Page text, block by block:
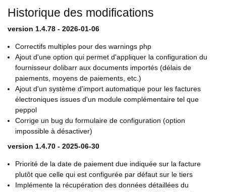
Historique des modifications
version 1.4.78 - 2026-01-06
Correctifs multiples pour des warnings php
Ajout d'une option qui permet d'appliquer la configuration du
fournisseur dolibarr aux documents importés (délais de
paiements, moyens de paiements, etc.)
Ajout d'un système d'import automatique pour les factures
électroniques issues d'un module complémentaire tel que
peppol
Corrige un bug du formulaire de configuration (option
impossible à désactiver)
version 1.4.70 - 2025-06-30
Priorité de la date de paiement due indiquée sur la facture
plutôt que celle qui est configurée par défaut sur le tiers
Implémente la récupération des données détaillées du